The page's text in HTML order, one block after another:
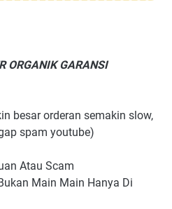
ORGANIK GARANSI
besar orderan semakin slow,
spam youtube)
Atau Scam
Main Main Hanya Di